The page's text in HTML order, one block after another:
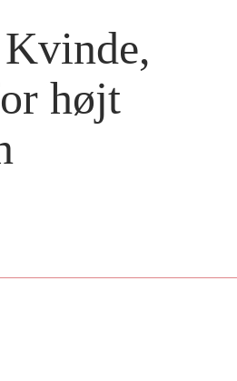
højt